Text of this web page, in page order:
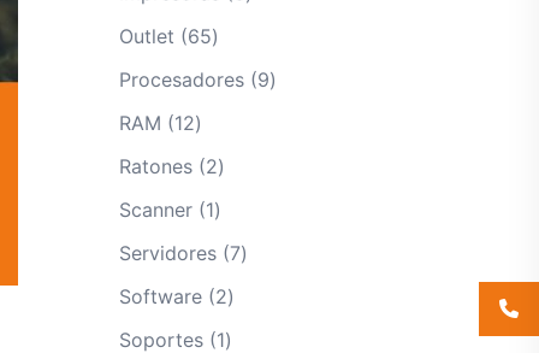
Outlet 6565
productos
Procesadores 99
RAM 1212
productos
Ratones 22
productos
Scanner 11
producto
Servidores 77
Software 22
productos
Soportes 11